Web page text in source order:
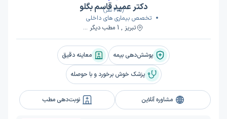
(405 نظر)
دکتر عمید قاسم بگلو
تخصص بیماری های داخلی
تبریز , 1 مطب دیگر ...
پوشش‌دهی بیمه معاینه دقیق
پزشک خوش برخورد و با حوصله
مشاوره آنلاین نوبت‌دهی مطب